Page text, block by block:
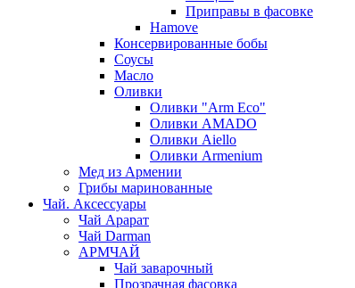
Приправы в фасовке
Hamove
Консервированные бобы
Соусы
Масло
Оливки
Оливки "Arm Eco"
Оливки AMADO
Оливки Aiello
Оливки Armenium
Мед из Армении
Грибы маринованные
Чай. Аксессуары
Чай Арарат
Чай Darman
АРМЧАЙ
Чай заварочный
Прозрачная фасовка